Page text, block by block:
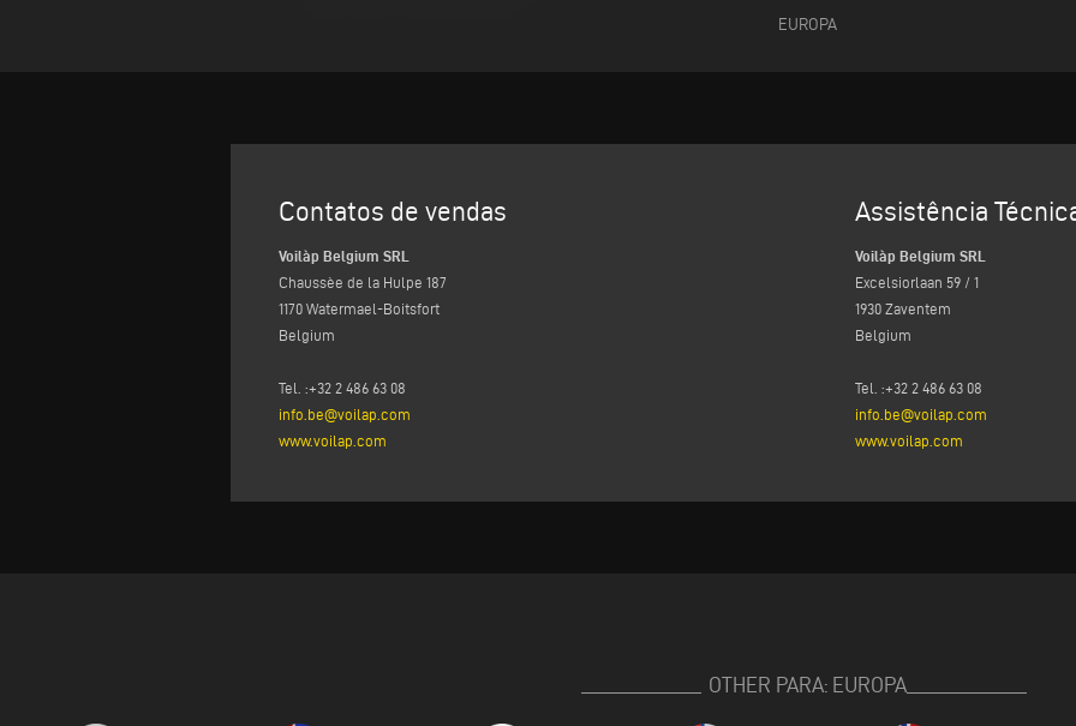
EUROPA
Contatos de vendas
Voilàp Belgium SRL
Chaussèe de la Hulpe 187
1170 Watermael-Boitsfort
Belgium​
Tel. :+32 2 486 63 08
info.be@voilap.com
www.voilap.com
Assistência
Voilàp Belgium SRL
Excelsiorlaan 59 / 1
1930 Zaventem
​Belgium
Tel. :+32 2 486 63 08
info.be@voilap.com
www.voilap.com
OTHER PARA: EUROPA